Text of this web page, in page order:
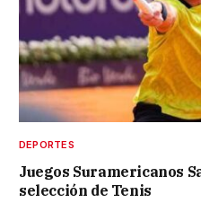
DEPORTES
Juegos Suramericanos
selección de Tenis